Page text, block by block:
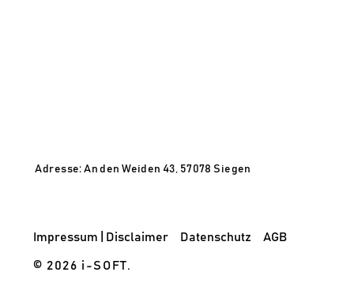
Adresse: An den Weiden 43, 57078 Siegen
Impressum | Disclaimer Datenschutz AGB
© 2026 i-SOFT.